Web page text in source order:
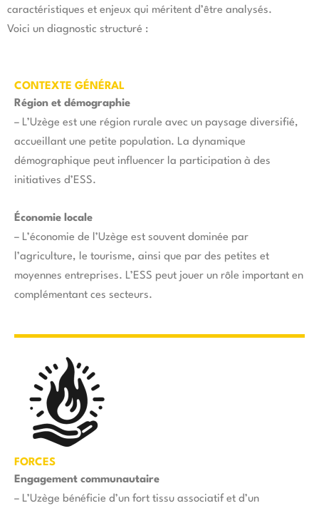
caractéristiques et enjeux qui méritent d’être analysés.
Voici un diagnostic structuré :
CONTEXTE GÉNÉRAL
Région et démographie
– L’Uzège est une région rurale avec un paysage diversifié,
accueillant une petite population. La dynamique
démographique peut influencer la participation à des
initiatives d’ESS.
Économie locale
– L’économie de l’Uzège est souvent dominée par
l’agriculture, le tourisme, ainsi que par des petites et
moyennes entreprises. L’ESS peut jouer un rôle important en
complémentant ces secteurs.
FORCES
Engagement communautaire
– L’Uzège bénéficie d’un fort tissu associatif et d’un